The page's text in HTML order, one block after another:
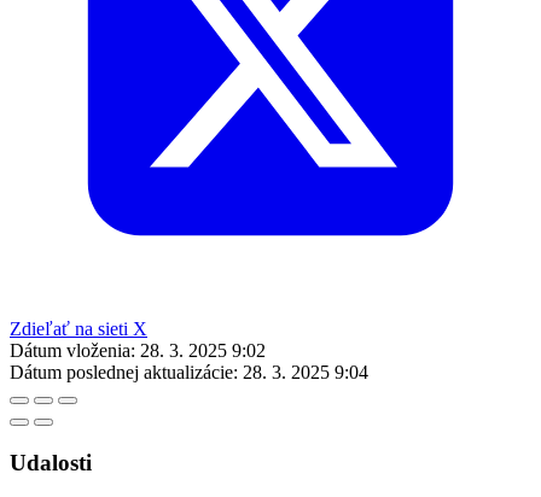
Zdieľať na sieti X
Dátum vloženia: 28. 3. 2025 9:02
Dátum poslednej aktualizácie: 28. 3. 2025 9:04
Udalosti